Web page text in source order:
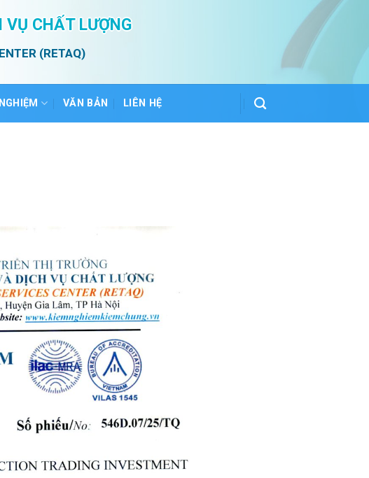
VỤ CHẤT LƯỢNG
(RETAQ)
VĂN BẢN LIÊN HỆ